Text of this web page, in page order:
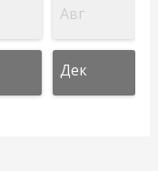
Авг
Дек